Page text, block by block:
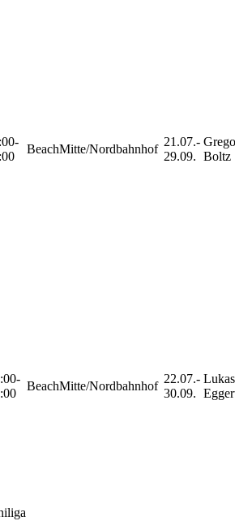
BeachMitte/Nordbahnhof
21.07.-
29.09. Boltz
BeachMitte/Nordbahnhof
22.07.-
30.09.
Lukas